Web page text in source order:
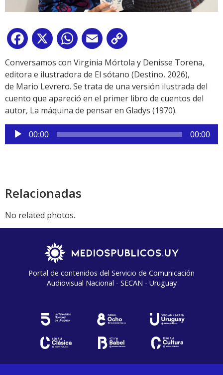
Facebook
X WhatsApp
Email
Link
Conversamos con Virginia Mórtola y Denisse Torena,
editora e ilustradora de El sótano (Destino, 2026),
de Mario Levrero. Se trata de una versión ilustrada del
cuento que apareció en el primer libro de cuentos del
autor, La máquina de pensar en Gladys (1970).
Reproductor
de
00:00 00:00
Relacionadas
No related photos.
Portal de contenidos del Servicio de Comunicación
Audiovisual Nacional - SECAN - Uruguay